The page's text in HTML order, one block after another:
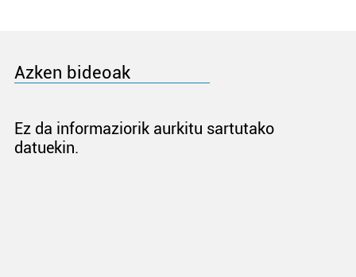
Azken bideoak
Ez da informaziorik aurkitu sartutako
datuekin.